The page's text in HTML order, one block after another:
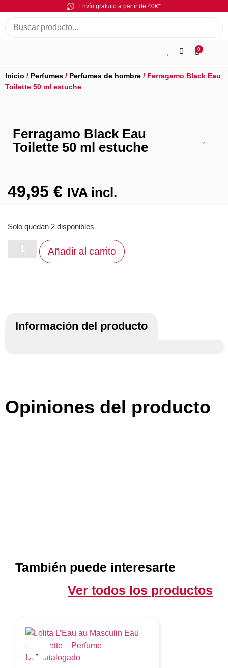
Envío gratuito a partir de 40€*
0
Inicio / Perfumes / Perfumes de hombre / Ferragamo Black Eau
Toilette 50 ml estuche
Ferragamo Black Eau
Toilette 50 ml estuche
49,95 € IVA incl.
Solo quedan 2 disponibles
Añadir al carrito
Información del producto
Opiniones del producto
También puede interesarte
Ver todos los productos